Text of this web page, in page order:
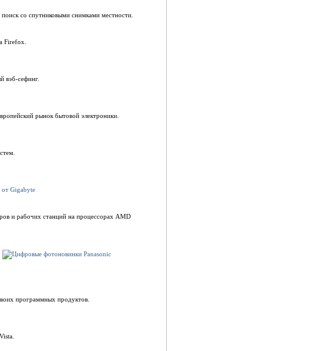
со спутниковыми снимками местности.
Firefox.
вэб-сефинг.
рынок бытовой электроники.
и рабочих станций на процессорах AMD
программных продуктов.